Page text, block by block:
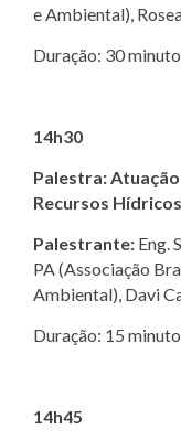
e Ambiental),
Duração: 30
14h30
Palestra: Atuação
Recursos Hídricos
Palestrante: Eng.
PA (Associação
Ambiental), Davi
Duração: 15
14h45